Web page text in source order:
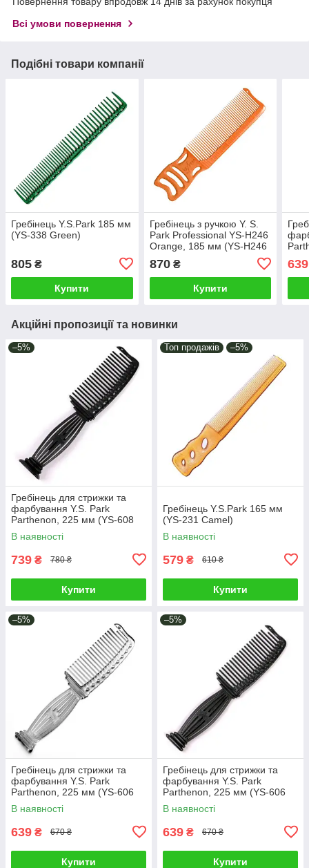
Всі умови повернення
Подібні товари компанії
Гребінець Y.S.Park 185 мм
(YS-338 Green)
805 ₴
Купити
Гребінець з ручкою Y. S.
Park Professional YS-H246
Orange, 185 мм (YS-H246
870₴
Купити
639
Акційні пропозиції та новинки
–5%
Гребінець для стрижки та
фарбування Y.S. Park
Parthenon, 225 мм (YS-608
Carbon Black)
В наявності
739 ₴ 780 ₴
Купити
Топ продажів –5%
Гребінець Y.S.Park 165 мм
(YS-231 Camel)
В наявності
579 ₴ 610 ₴
Купити
–5%
Гребінець для стрижки та
фарбування Y.S. Park
Parthenon, 225 мм (YS-606
Clear)
В наявності
639 ₴ 670 ₴
Купити
–5%
Гребінець для стрижки та
фарбування Y.S. Park
Parthenon, 225 мм (YS-606
Carbon Black)
В наявності
639 ₴ 670 ₴
Купити